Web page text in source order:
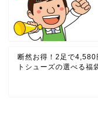
断然お得！2足で4,580
トシューズの選べる福